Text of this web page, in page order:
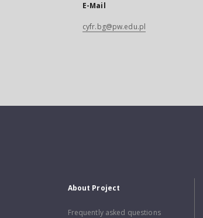
E-Mail
cyfr.bg@pw.edu.pl
About Project
Frequently asked questions